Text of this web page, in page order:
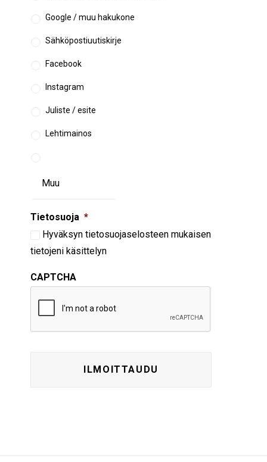
Google / muu hakukone
Sähköpostiuutiskirje
Facebook
Instagram
Juliste / esite
Lehtimainos
Tietosuoja *
Hyväksyn tietosuojaselosteen mukaisen
tietojeni käsittelyn
CAPTCHA